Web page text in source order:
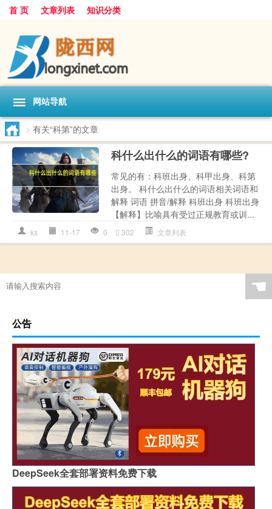
首 页 文章列表 知识分类
网站导航
> 有关“科第”的文章
科什么出什么的词语有哪些?
常见的有：科班出身、科甲出身、科第
出身。 科什么出什么的词语相关词语和
解释 词语 拼音/解释 科班出身 科班出身
【解释】比喻具有受过正规教育或训...
ks 11-17 0 302 文章列表
☚
公告
DeepSeek全套部署资料免费下载